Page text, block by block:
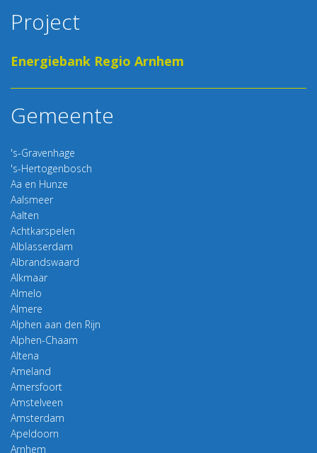
Project
Energiebank Regio Arnhem
Gemeente
's-Gravenhage
's-Hertogenbosch
Aa en Hunze
Aalsmeer
Aalten
Achtkarspelen
Alblasserdam
Albrandswaard
Alkmaar
Almelo
Almere
Alphen aan den Rijn
Alphen-Chaam
Altena
Ameland
Amersfoort
Amstelveen
Amsterdam
Apeldoorn
Arnhem